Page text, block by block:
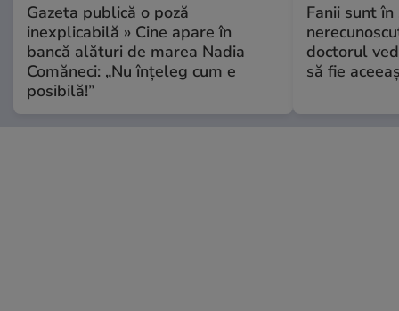
Gazeta publică o poză
inexplicabilă » Cine apare în
bancă alături de marea Nadia
Comăneci: „Nu înțeleg cum e
posibilă!”
Fanii sunt în
doctorul
să fie